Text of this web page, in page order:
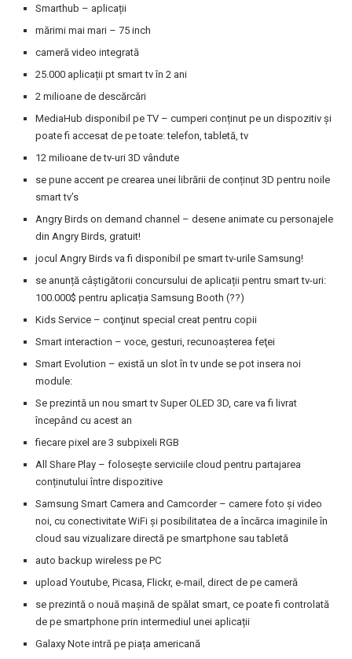
Smarthub – aplicații
mărimi mai mari – 75 inch
cameră video integrată
25.000 aplicații pt smart tv în 2 ani
2 milioane de descărcări
MediaHub disponibil pe TV – cumperi conținut pe un dispozitiv și
poate fi accesat de pe toate: telefon, tabletă, tv
12 milioane de tv-uri 3D vândute
se pune accent pe crearea unei librării de conținut 3D pentru noile
smart tv’s
Angry Birds on demand channel – desene animate cu personajele
din Angry Birds, gratuit!
jocul Angry Birds va fi disponibil pe smart tv-urile Samsung!
se anunță câștigătorii concursului de aplicații pentru smart tv-uri:
100.000$ pentru aplicația Samsung Booth (??)
Kids Service – conţinut special creat pentru copii
Smart interaction – voce, gesturi, recunoaşterea feţei
Smart Evolution – există un slot în tv unde se pot insera noi
module:
Se prezintă un nou smart tv Super OLED 3D, care va fi livrat
începând cu acest an
fiecare pixel are 3 subpixeli RGB
All Share Play – folosește serviciile cloud pentru partajarea
conținutului între dispozitive
Samsung Smart Camera and Camcorder – camere foto și video
noi, cu conectivitate WiFi și posibilitatea de a încărca imaginile în
cloud sau vizualizare directă pe smartphone sau tabletă
auto backup wireless pe PC
upload Youtube, Picasa, Flickr, e-mail, direct de pe cameră
se prezintă o nouă mașină de spălat smart, ce poate fi controlată
de pe smartphone prin intermediul unei aplicații
Galaxy Note intră pe piața americană